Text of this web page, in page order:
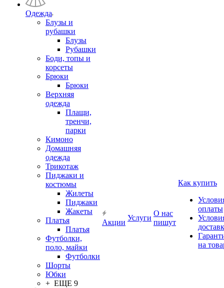
Одежда
Блузы и
рубашки
Блузы
Рубашки
Боди, топы и
корсеты
Брюки
Брюки
Верхняя
одежда
Плащи,
тренчи,
парки
Кимоно
Домашняя
одежда
Трикотаж
Пиджаки и
костюмы
Жилеты
Пиджаки
Жакеты
Платья
Платья
Футболки,
поло, майки
Футболки
Шорты
Юбки
+ ЕЩЕ 9
Акции
Услуги
О нас
пишут
Как купить
оплаты
на